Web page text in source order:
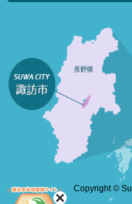
Copyright ©